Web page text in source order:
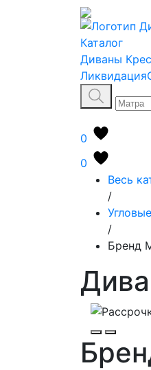
Каталог
Диваны
Ликвидация
0
0
Весь
/
/
Бренд